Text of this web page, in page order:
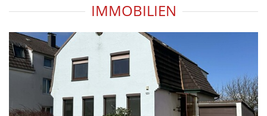
IMMOBILIEN